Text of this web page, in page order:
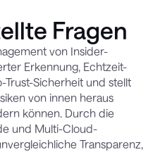
Fragen
von Insider-
Erkennung, Echtzeit-
Trust-Sicherheit und stellt
von innen heraus
können. Durch die
und Multi-Cloud-
Transparenz,